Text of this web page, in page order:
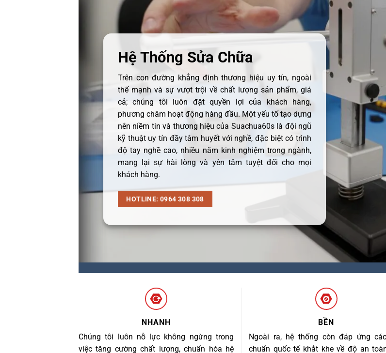
Hệ Thống Sửa Chữa
Trên con đường khẳng định thương hiệu uy tín, ngoài
thế mạnh và sự vượt trội về chất lượng sản phẩm, giá
cả; chúng tôi luôn đặt quyền lợi của khách hàng,
phương châm hoạt động hàng đầu. Một yếu tố tạo dựng
nên niềm tin và thương hiệu của Suachua60s là đội ngũ
kỹ thuật uy tín đầy tâm huyết với nghề, đặc biệt có trình
độ tay nghề cao, nhiều năm kinh nghiệm trong ngành,
mang lại sự hài lòng và yên tâm tuyệt đối cho mọi
khách hàng.
HOTLINE: 0964 308 308
NHANH
Chúng tôi luôn nỗ lực không ngừng trong
việc tăng cường chất lượng, chuẩn hóa hệ
BỀN
Ngoài ra, hệ thống còn đáp ứng
chuẩn quốc tế khắt khe về độ an